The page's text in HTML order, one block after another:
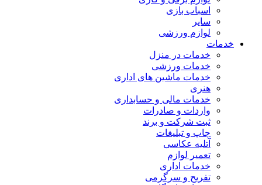
اسباب بازی
سایر
لوازم ورزشی
خدمات
خدمات در منزل
خدمات ورزشی
خدمات ماشین های اداری
هنری
خدمات مالی و حسابداری
واردات و صادرات
ثبت شرکت و برند
چاپ و تبلیغات
آتلیه عکاسی
تعمیر لوازم
خدمات اداری
تفریح و سرگرمی